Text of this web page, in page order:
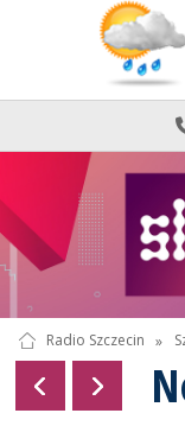
Radio Szczecin »